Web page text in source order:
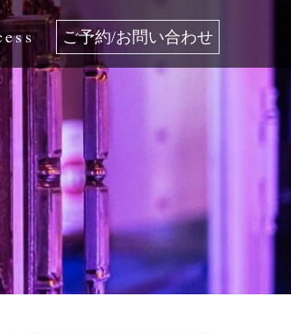
ご予約/お問い合わせ